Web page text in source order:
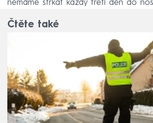
nemáme strkat každý třetí den do
Čtěte také